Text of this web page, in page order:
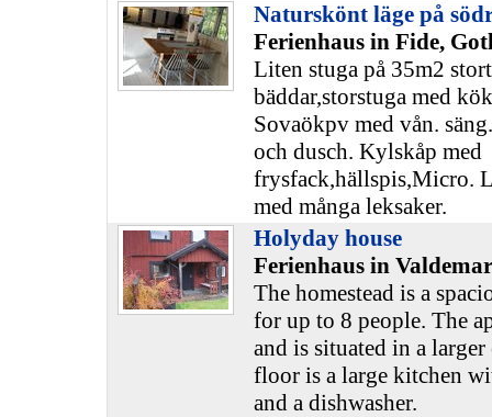
Naturskönt läge på
Ferienhaus in Fide,
Liten stuga på 35m2
bäddar,storstuga med
Sovaökpv med vån.
och dusch. Kylskåp med
frysfack,hällspis,Micro.
med många leksaker.
Holyday house
Ferienhaus in
The homestead is a
for up to 8 people. The
and is situated in a
floor is a large kitchen
and a dishwasher.